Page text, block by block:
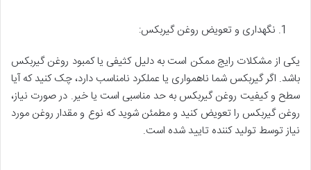
نگهداری و تعویض روغن گیربکس:
یکی از مشکلات رایج ممکن است به دلیل کثیفی یا کمبود روغن گیربکس
باشد. اگر گیربکس شما ناهمواری یا عملکرد نامناسب دارد، چک کنید که آیا
سطح و کیفیت روغن گیربکس به حد مناسبی است یا خیر. در صورت نیاز،
روغن گیربکس را تعویض کنید و مطمئن شوید که نوع و مقدار روغن مورد
نیاز توسط تولید کننده تایید شده است.